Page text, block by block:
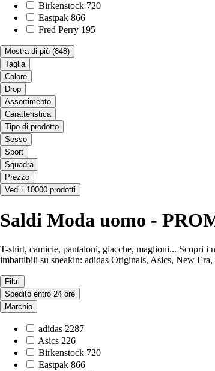
Birkenstock 720
Eastpak 866
Fred Perry 195
Mostra di più (848)
Taglia
Colore
Drop
Assortimento
Caratteristica
Tipo di prodotto
Sesso
Sport
Squadra
Prezzo
Vedi i 10000 prodotti
Saldi Moda uomo -
T-shirt, camicie, pantaloni, giacche, maglioni... Scopri i
imbattibili su sneakin: adidas Originals, Asics, New
Filtri
Spedito entro 24 ore
Marchio
adidas 2287
Asics 226
Birkenstock 720
Eastpak 866